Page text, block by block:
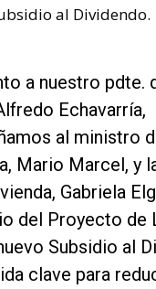
al Dividendo.
a nuestro pdte.
Echavarría,
al ministro
Mario Marcel, y
Gabriela
del Proyecto de
Subsidio al
clave para